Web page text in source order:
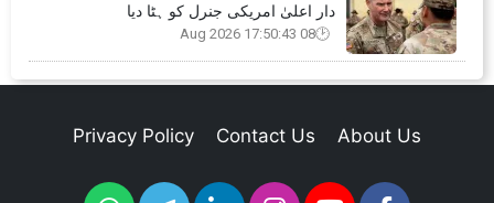
دار اعلیٰ امریکی جنرل کو ہٹا دیا
08 Aug 2026 17:50:43
About Us
Contact Us
Privacy Policy